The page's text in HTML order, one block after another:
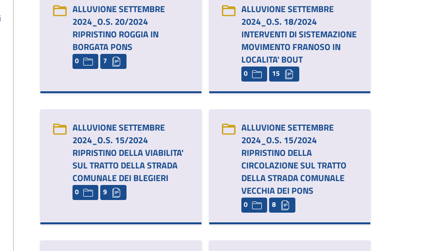
ALLUVIONE SETTEMBRE
2024_O.S. 20/2024
RIPRISTINO ROGGIA IN
BORGATA PONS
0 7
ALLUVIONE SETTEMBRE
2024_O.S. 18/2024
INTERVENTI DI SISTEMAZIONE
MOVIMENTO FRANOSO IN
LOCALITA' BOUT
0 15
ALLUVIONE SETTEMBRE
2024_O.S. 15/2024
RIPRISTINO DELLA VIABILITA'
SUL TRATTO DELLA STRADA
COMUNALE DEI BLEGIERI
0 9
ALLUVIONE SETTEMBRE
2024_O.S. 15/2024
RIPRISTINO DELLA
CIRCOLAZIONE SUL TRATTO
DELLA STRADA COMUNALE
VECCHIA DEI PONS
0 8